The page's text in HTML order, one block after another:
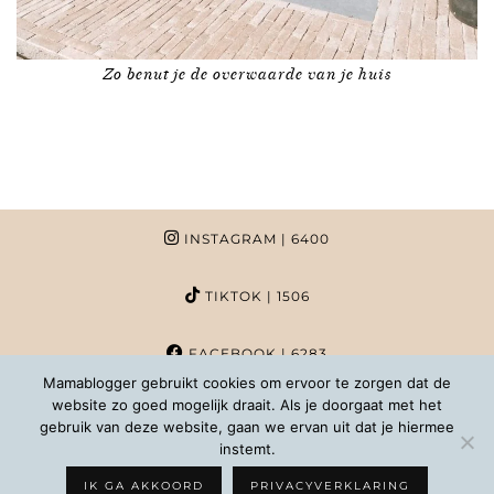
Zo benut je de overwaarde van je huis
INSTAGRAM | 6400
TIKTOK | 1506
FACEBOOK| 6283
PINTEREST | 1020
Mamablogger gebruikt cookies om ervoor te zorgen dat de
website zo goed mogelijk draait. Als je doorgaat met het
gebruik van deze website, gaan we ervan uit dat je hiermee
instemt.
IK GA AKKOORD PRIVACYVERKLARING